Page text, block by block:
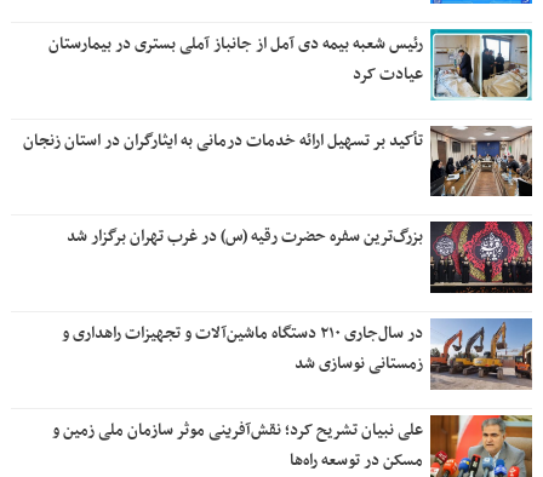
رئیس شعبه بیمه دی آمل از جانباز آملی بستری در بیمارستان
عیادت کرد
تأکید بر تسهیل ارائه خدمات درمانی به ایثارگران در استان زنجان
بزرگ‌ترین سفره حضرت رقیه (س) در غرب تهران برگزار شد
در سال‌جاری ۲۱۰ دستگاه ماشین‌آلات و تجهیزات راهداری و
زمستانی نوسازی شد
علی نبیان تشریح کرد؛ نقش‌آفرینی موثر سازمان ملی زمین و
مسکن در توسعه راه‌ها